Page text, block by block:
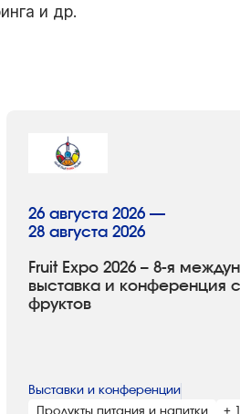
и др.
Fruit Expo 2026 – 8-я
выставка и конференция
фруктов
26 августа 2026 —
28 августа 2026
Выставки и конференции
Продукты питания и напитки
+ 1